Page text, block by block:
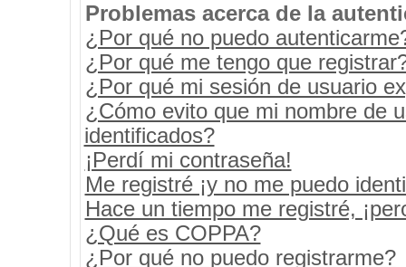
Problemas acerca de la
¿Por qué no puedo
¿Por qué me tengo que
¿Por qué mi sesión de usuario
¿Cómo evito que mi nombre de
identificados?
¡Perdí mi contraseña!
Me registré ¡y no me puedo
Hace un tiempo me registré,
¿Qué es COPPA?
¿Por qué no puedo registrarme?